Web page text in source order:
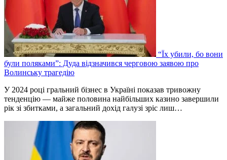
“Їх убили, бо вони
були поляками”: Дуда відзначився черговою заявою про
Волинську трагедію
У 2024 році гральний бізнес в Україні показав тривожну
тенденцію — майже половина найбільших казино завершили
рік зі збитками, а загальний дохід галузі зріс лиш…